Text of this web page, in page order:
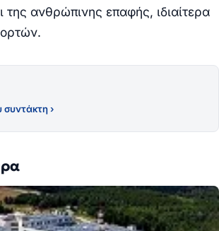
της ανθρώπινης επαφής, ιδιαίτερα
›